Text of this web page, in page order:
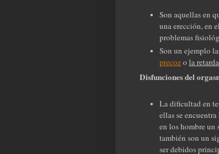
Son aquellas en
una erección, en
problemas
Son un ejemplo
precozo la
Disfunciones del
La dificultad en
ellas se encuentra
en los hombre un
también son un
ser debidos